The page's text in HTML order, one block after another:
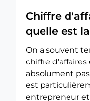
Chiffre
quelle est
On a souvent
chiffre d’affaires
absolument
est
entrepreneur et